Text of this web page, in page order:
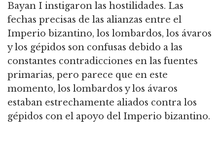
Bayan I instigaron las hostilidades. Las
fechas precisas de las alianzas entre el
Imperio bizantino, los lombardos, los ávaros
y los gépidos son confusas debido a las
constantes contradicciones en las fuentes
primarias, pero parece que en este
momento, los lombardos y los ávaros
estaban estrechamente aliados contra los
gépidos con el apoyo del Imperio bizantino.